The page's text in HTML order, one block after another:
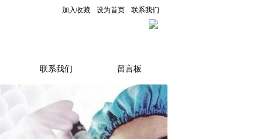
加入收藏 设为首页 联系我们
联系我们 留言板